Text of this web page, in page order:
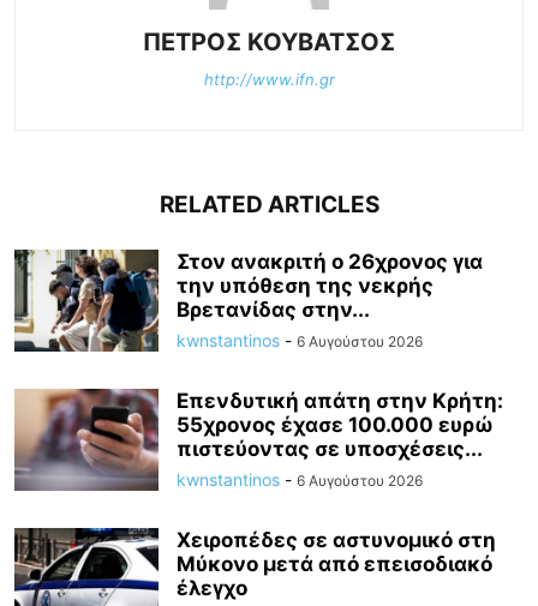
ΠΕΤΡΟΣ ΚΟΥΒΑΤΣΟΣ
http://www.ifn.gr
RELATED ARTICLES
Στον ανακριτή ο 26χρονος για
την υπόθεση της νεκρής
Βρετανίδας στην...
kwnstantinos - 6 Αυγούστου 2026
Επενδυτική απάτη στην Κρήτη:
55χρονος έχασε 100.000 ευρώ
πιστεύοντας σε υποσχέσεις...
kwnstantinos - 6 Αυγούστου 2026
Χειροπέδες σε αστυνομικό στη
Μύκονο μετά από επεισοδιακό
έλεγχο